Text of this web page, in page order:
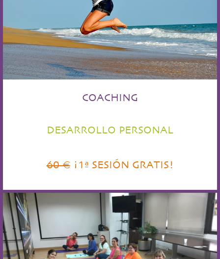
COACHING
DESARROLLO PERSONAL
60 €¡1ª SESIÓN GRATIS!